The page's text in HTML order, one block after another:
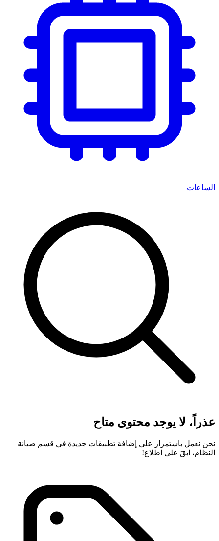
الساعات
عذراً، لا يوجد محتوى متاح
نحن نعمل باستمرار على إضافة تطبيقات جديدة في قسم صيانة
النظام، ابقَ على اطلاع!